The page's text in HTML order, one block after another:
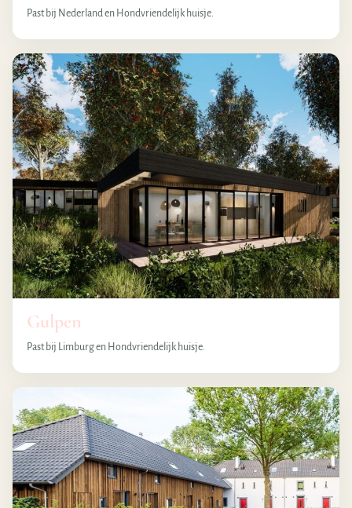
Past bij Nederland en Hondvriendelijk huisje.
Gulpen
Past bij Limburg en Hondvriendelijk huisje.